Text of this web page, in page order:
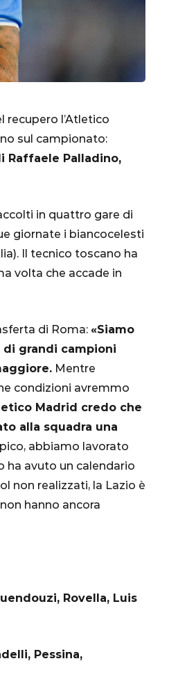
recupero l’Atletico
sul campionato:
Raffaele Palladino,
in quattro gare di
giornate i biancocelesti
Il tecnico toscano ha
volta che accade in
di Roma: «Siamo
grandi campioni
Mentre
condizioni avremmo
Madrid credo che
alla squadra una
abbiamo lavorato
ha avuto un calendario
non realizzati, la Lazio è
hanno ancora
Rovella, Luis
Pessina,
2022, Brasile
qualificato agli
di Finale
2022